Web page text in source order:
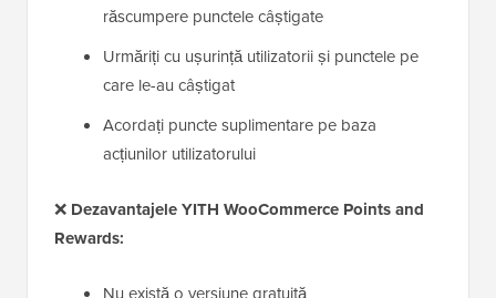
răscumpere punctele câștigate
Urmăriți cu ușurință utilizatorii și punctele pe
care le-au câștigat
Acordați puncte suplimentare pe baza
acțiunilor utilizatorului
❌ Dezavantajele YITH WooCommerce Points and
Rewards:
Nu există o versiune gratuită